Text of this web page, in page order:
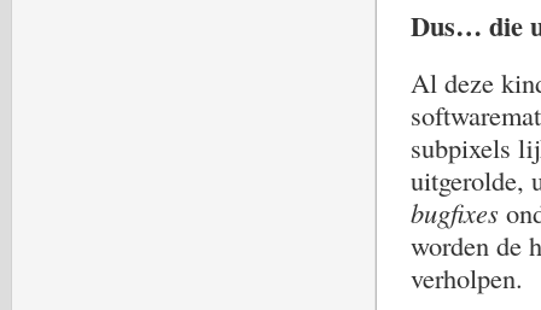
Dus… die
Al deze
subpixels
uitgerolde,
bugfixes
worden de
verholpen.